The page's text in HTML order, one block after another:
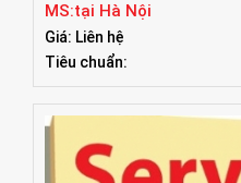
MS:tại Hà Nội
Giá: Liên hệ
Tiêu chuẩn: